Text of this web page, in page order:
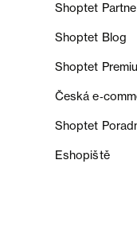
Shoptet
Shoptet Blog
Shoptet
Česká
Shoptet
Eshopiště